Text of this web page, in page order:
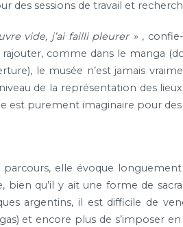
des sessions de travail et
vide, j’ai failli pleurer » ,
rajouter, comme dans le manga
le musée n’est jamais
de la représentation des
est purement imaginaire pour des
elle évoque
bien qu’il y ait une forme de
argentins, il est difficile de
et encore plus de s’imposer